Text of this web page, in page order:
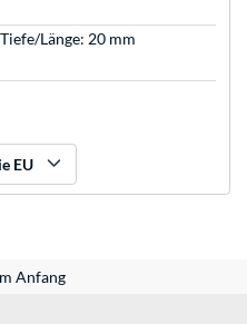
Länge: 20 mm
EU
Anfang